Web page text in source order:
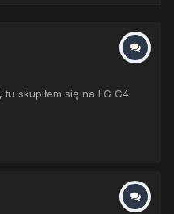
skupiłem się na LG G4